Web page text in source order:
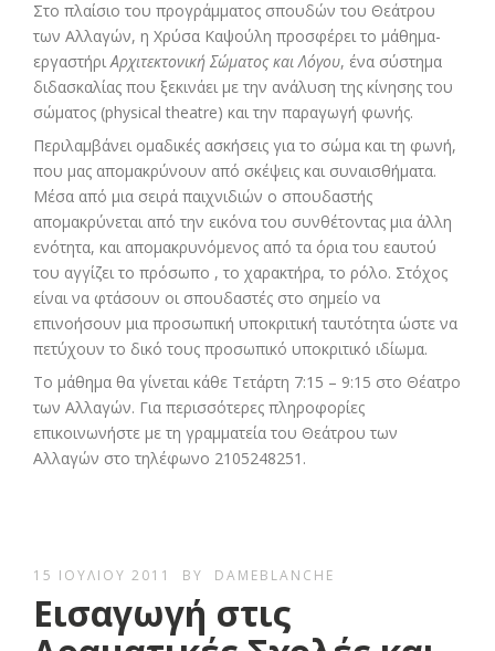
Στο πλαίσιο του προγράμματος σπουδών του Θεάτρου
των Αλλαγών, η Χρύσα Καψούλη προσφέρει το μάθημα-
εργαστήριΑρχιτεκτονική Σώματος και Λόγου, ένα σύστημα
διδασκαλίας που ξεκινάει με την ανάλυση της κίνησης του
σώματος (physical theatre) και την παραγωγή φωνής.
Περιλαμβάνει ομαδικές ασκήσεις για το σώμα και τη φωνή,
που μας απομακρύνουν από σκέψεις και συναισθήματα.
Μέσα από μια σειρά παιχνιδιών ο σπουδαστής
απομακρύνεται από την εικόνα του συνθέτοντας μια άλλη
ενότητα, και απομακρυνόμενος από τα όρια του εαυτού
του αγγίζει το πρόσωπο , το χαρακτήρα, το ρόλο. Στόχος
είναι να φτάσουν οι σπουδαστές στο σημείο να
επινοήσουν μια προσωπική υποκριτική ταυτότητα ώστε να
πετύχουν το δικό τους προσωπικό υποκριτικό ιδίωμα.
Το μάθημα θα γίνεται κάθε Τετάρτη 7:15 – 9:15 στο Θέατρο
των Αλλαγών. Για περισσότερες πληροφορίες
επικοινωνήστε με τη γραμματεία του Θεάτρου των
Αλλαγών στο τηλέφωνο 2105248251.
15 ΙΟΥΛΊΟΥ 2011 BY DAMEBLANCHE
Εισαγωγή στις